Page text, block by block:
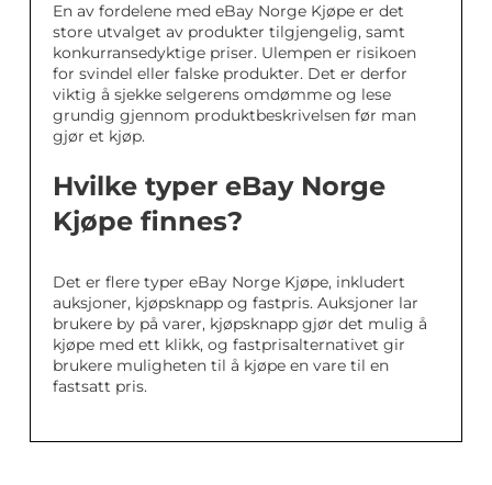
En av fordelene med eBay Norge Kjøpe er det
store utvalget av produkter tilgjengelig, samt
konkurransedyktige priser. Ulempen er risikoen
for svindel eller falske produkter. Det er derfor
viktig å sjekke selgerens omdømme og lese
grundig gjennom produktbeskrivelsen før man
gjør et kjøp.
Hvilke typer eBay Norge
Kjøpe finnes?
Det er flere typer eBay Norge Kjøpe, inkludert
auksjoner, kjøpsknapp og fastpris. Auksjoner lar
brukere by på varer, kjøpsknapp gjør det mulig å
kjøpe med ett klikk, og fastprisalternativet gir
brukere muligheten til å kjøpe en vare til en
fastsatt pris.